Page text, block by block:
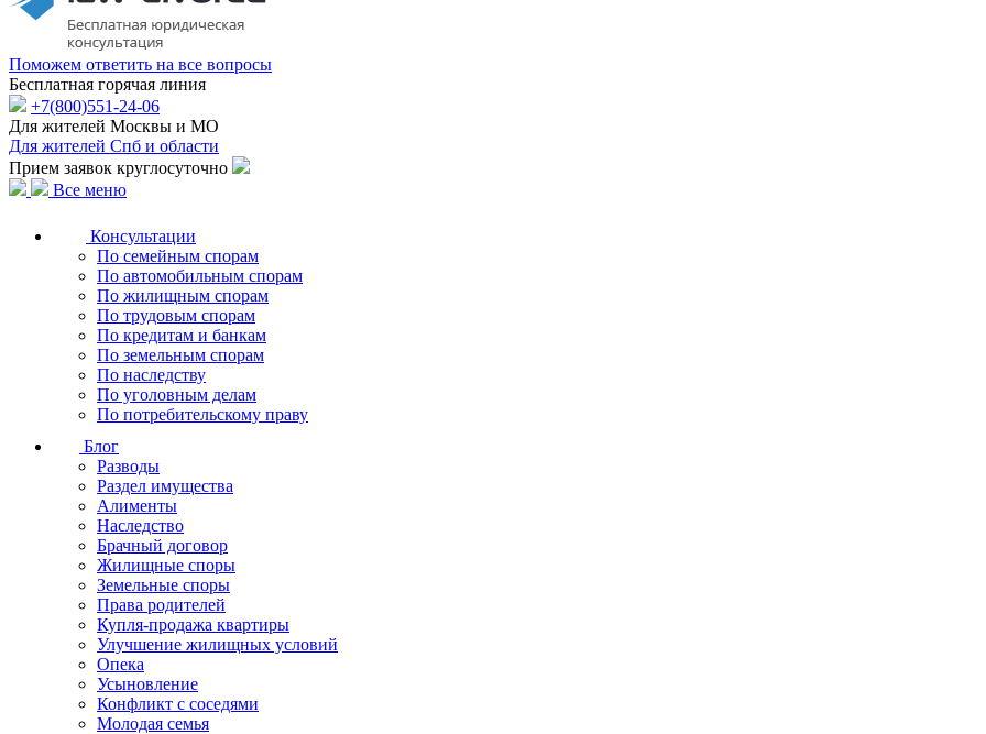
Поможем ответить на все вопросы
Бесплатная горячая линия
+7(800)551-24-06
Для жителей Москвы и МО
Для жителей Спб и области
Прием заявок круглосуточно
Все меню
Консультации
По семейным спорам
По автомобильным спорам
По жилищным спорам
По трудовым спорам
По кредитам и банкам
По земельным спорам
По наследству
По уголовным делам
По потребительскому праву
Блог
Разводы
Раздел имущества
Алименты
Наследство
Брачный договор
Жилищные споры
Земельные споры
Права родителей
Купля-продажа квартиры
Улучшение жилищных условий
Опека
Усыновление
Конфликт с соседями
Молодая семья